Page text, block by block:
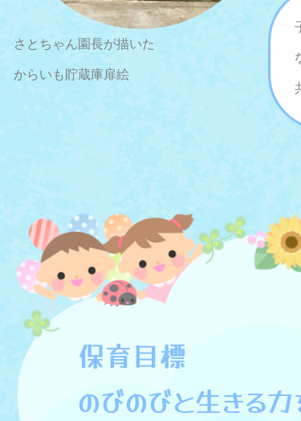
さとちゃん園長が描いた
からいも貯蔵庫扉絵
保育目標
のびのびと生きる